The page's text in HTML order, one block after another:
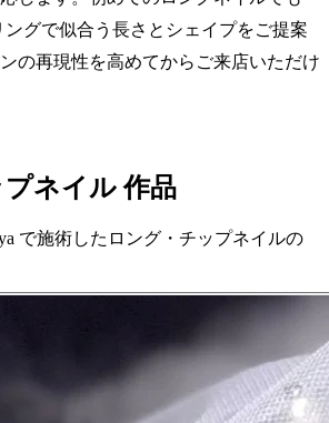
グで似合う長さとシェイプをご提案
の再現性を高めてからご来店いただけ
ネイル 作品
で施術したロング・チップネイルの